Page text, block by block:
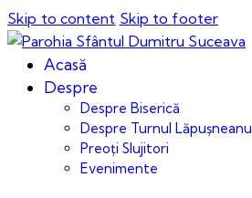
Skip to content Skip to footer
Acasă
Despre
Despre Biserică
Despre Turnul Lăpușneanu
Preoți Slujitori
Evenimente